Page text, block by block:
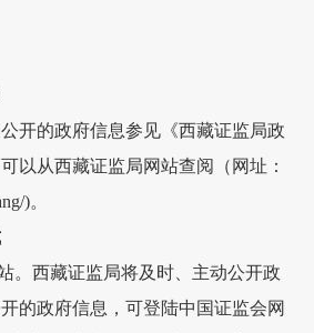
开的政府信息参见《西藏证监局政
以从西藏证监局网站查阅（网址：
)。
。西藏证监局将及时、主动公开政
的政府信息，可登陆中国证监会网